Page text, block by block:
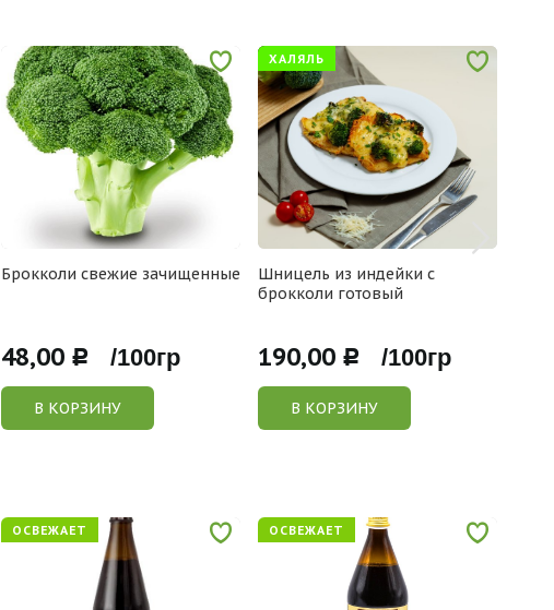
Брокколи свежие зачищенные
48,00 Р /100гр
В КОРЗИНУ
ХАЛЯЛЬ
Шницель из индейки с
брокколи готовый
190,00 Р /100гр
В КОРЗИНУ
ОСВЕЖАЕТ ОСВЕЖАЕТ